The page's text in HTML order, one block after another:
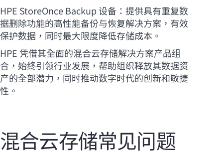
HPE StoreOnce Backup 设备：提供具有重复数
据删除功能的高性能备份与恢复解决方案，有效
保护数据，同时最大限度降低存储成本。
HPE 凭借其全面的混合云存储解决方案产品组
合，始终引领行业发展，帮助组织释放其数据资
产的全部潜力，同时推动数字时代的创新和敏捷
性。
混合云存储常见问题